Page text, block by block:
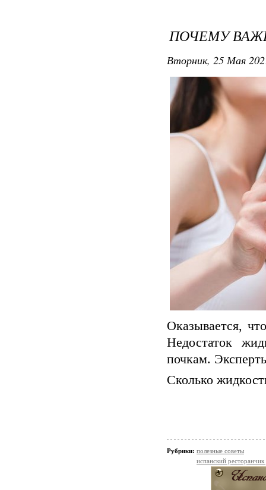
ПОЧЕМУ
Вторник, 25 Мая
Оказывается,
Недостаток
почкам.
Сколько
Рубрики: полезные советы
испанский